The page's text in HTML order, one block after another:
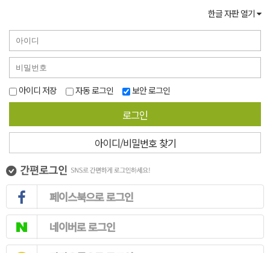
한글 자판 열기
아이디 저장 자동 로그인 보안 로그인
로그인
아이디/비밀번호 찾기
페이스북으로 로그인
네이버로 로그인